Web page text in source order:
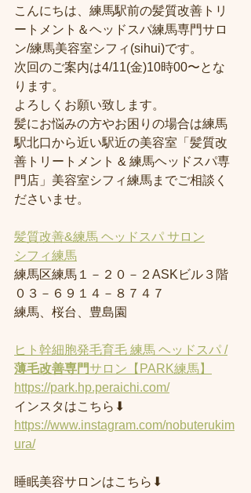
こんにちは、練馬駅前の髪質改善トリ
ートメント＆ヘッドスパ練馬専門サロ
ン/練馬美容室シフィ(sihui)です。
次回のご案内は4/11(金)10時00〜とな
ります。
よろしくお願い致します。
髪にお悩みの方やお困りの場合は練馬
駅北口から近い駅近の美容室「髪質改
善トリートメント & 練馬ヘッドスパ専
門店」美容室シフィ練馬までご相談く
ださいませ。
髪質改善&練馬 ヘッドスパ サロン
シフィ練馬
練馬区練馬１－２０－２ASKビル３階
０３－６９１４－８７４７
練馬、桜台、豊島園
ヒト幹細胞発毛育毛 練馬 ヘッドスパ /
薄毛改善専門サロン【PARK練馬】
https://park.hp.peraichi.com/
インスタはこちら⬇︎
https://www.instagram.com/nobuterukim
ura/
睡眠美容サロンはこちら⬇︎